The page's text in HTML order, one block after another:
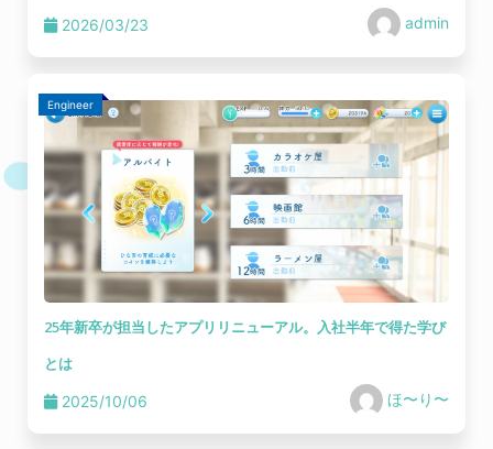
2026/03/23 admin
Engineer
25年新卒が担当したアプリリニューアル。入社半年で得た学び
とは
2025/10/06 ほ〜り〜